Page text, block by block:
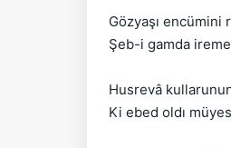
Gözyaşı
Şeb-i gamda
Husrevâ
Ki ebed oldı